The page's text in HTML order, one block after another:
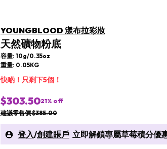
YOUNGBLOOD 漾布拉彩妝
天然礦物粉底
容量: 10g/0.35oz
重量: 0.05KG
快啲！只剩下5個！
$303.5021% off
建議零售價 $385.00
登入/創建賬戶 立即解鎖專屬草莓積分優